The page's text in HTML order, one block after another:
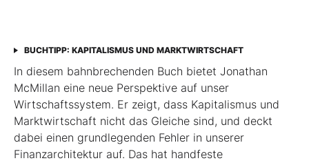
BUCHTIPP: KAPITALISMUS UND MARKTWIRTSCHAFT
In diesem bahnbrechenden Buch bietet Jonathan
McMillan eine neue Perspektive auf unser
Wirtschaftssystem. Er zeigt, dass Kapitalismus und
Marktwirtschaft nicht das Gleiche sind, und deckt
dabei einen grundlegenden Fehler in unserer
Finanzarchitektur auf. Das hat handfeste